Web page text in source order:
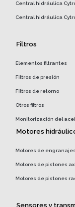
Central hidráulica
Central hidráulica
Filtros
Elementos filtrantes
Filtros de presión
Filtros de retorno
Otros filtros
Monitorización del
Motores
Motores de
Motores de pistones
Motores de pistones
Sensores y